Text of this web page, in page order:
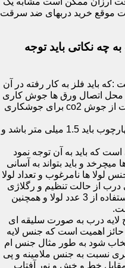
موقع خرید دربهای ضد سرقت
چه نکاتی باید توجه
باید فلز به کار رفته در آن
و محل اتصال ورق ها جوش کاری
مناسبی داشته باشند و بهتر است از جوش co2 برای جوشکاری
ضخامت چهارچوب:ضخامت چهارچوب باید 1.5 میلی متر باشد و
که باید به آن توجه نمود
میچرخد و باید بتواند به آسانی
لولا ها نامرغوب و تعداد لولا
از حالت تنظیم و رگلاژی
خارج میشود که بهترین حالت استفاده از 3 عدد لولا و همچنین
درب به صورت سلیقه ای
حائز اهمیت است که جنس لایه
شود به طور مثال جنس ام
نسبت به جنس ملامینه و پی
خط و خش و نور آفتاب